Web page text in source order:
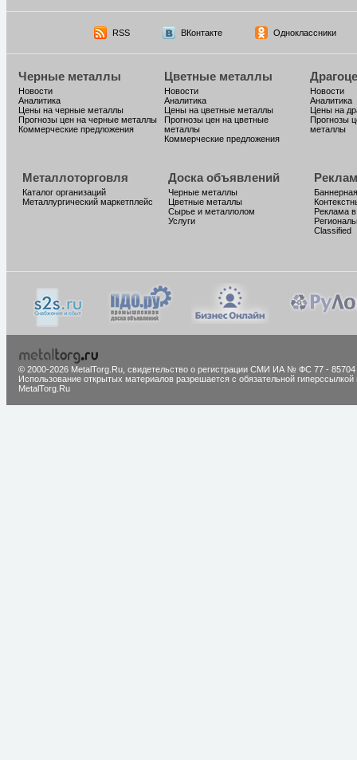
RSS ВКонтакте Одноклассники
Черные металлы
Новости
Аналитика
Цены на черные металлы
Прогнозы цен на черные металлы
Коммерческие предложения
Цветные металлы
Новости
Аналитика
Цены на цветные металлы
Прогнозы цен на цветные
металлы
Коммерческие предложения
Новости
Аналитика
Цены на
Прогнозы
металлы
Металлоторговля
Каталог организаций
Металлургический маркетплейс
Доска объявлений
Черные металлы
Цветные металлы
Сырье и металлолом
Услуги
Реклама
Classified
© 2000-2026 MetalTorg.Ru, cвидетельство о регистрации СМИ ИА № ФС 77 - 85704
Использование открытых материалов разрешается с обязательной гиперссылкой
MetalTorg.Ru